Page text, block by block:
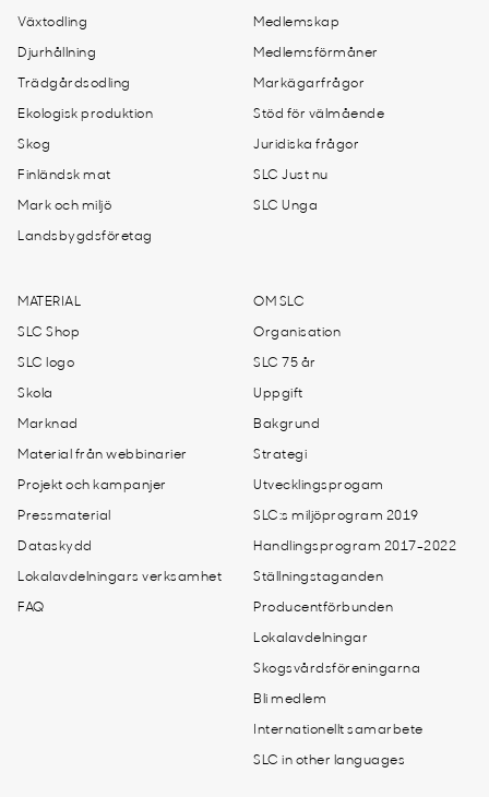
Växtodling
Djurhållning
Trädgårdsodling
Ekologisk produktion
Skog
Finländsk mat
Mark och miljö
Landsbygdsföretag
Medlemskap
Medlemsförmåner
Markägarfrågor
Stöd för välmående
Juridiska frågor
SLC Just nu
SLC Unga
MATERIAL
SLC Shop
SLC logo
Skola
Marknad
Material från webbinarier
Projekt och kampanjer
Pressmaterial
Dataskydd
Lokalavdelningars verksamhet
FAQ
OM SLC
Organisation
SLC 75 år
Uppgift
Bakgrund
Strategi
Utvecklingsprogam
SLC:s miljöprogram 2019
Handlingsprogram 2017-2022
Ställningstaganden
Producentförbunden
Lokalavdelningar
Skogsvårdsföreningarna
Bli medlem
Internationellt samarbete
SLC in other languages